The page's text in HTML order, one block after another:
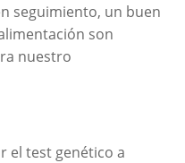
seguimiento, un buen
son
nuestro
el test genético a